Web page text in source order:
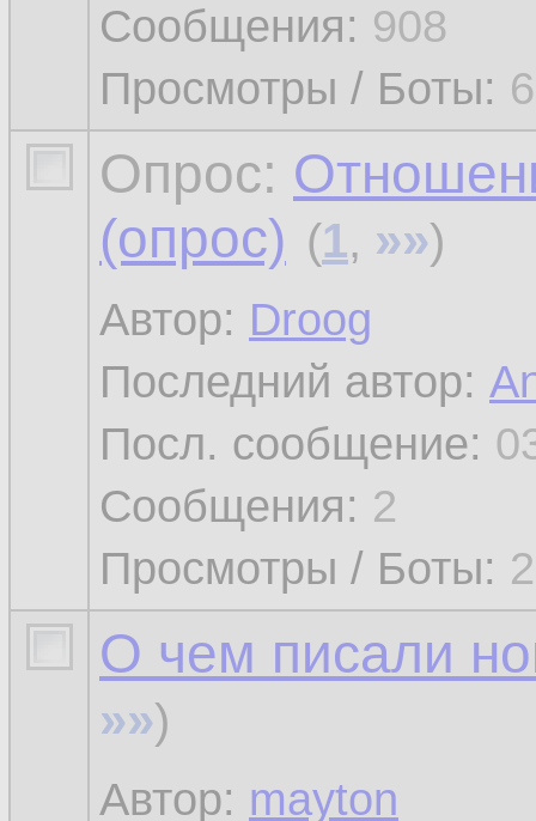
Сообщения: 908
Просмотры / Боты:
Опрос:
(опрос) (1, »»)
Автор: Droog
Последний автор:
Посл. сообщение:
Сообщения: 2
Просмотры / Боты:
О чем писали
»»)
Автор: mayton